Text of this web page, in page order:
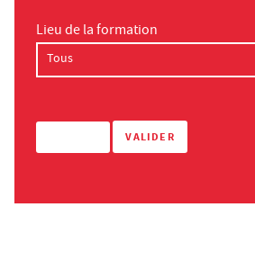
Lieu de la formation